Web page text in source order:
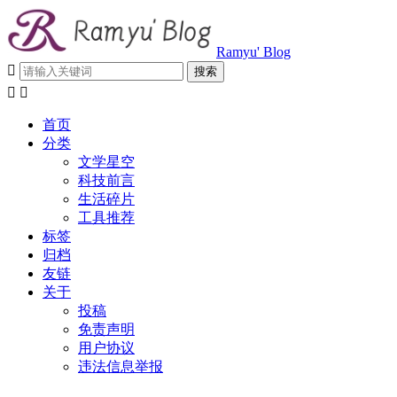
Ramyu' Blog

 
首页
分类
文学星空
科技前言
生活碎片
工具推荐
标签
归档
友链
关于
投稿
免责声明
用户协议
违法信息举报